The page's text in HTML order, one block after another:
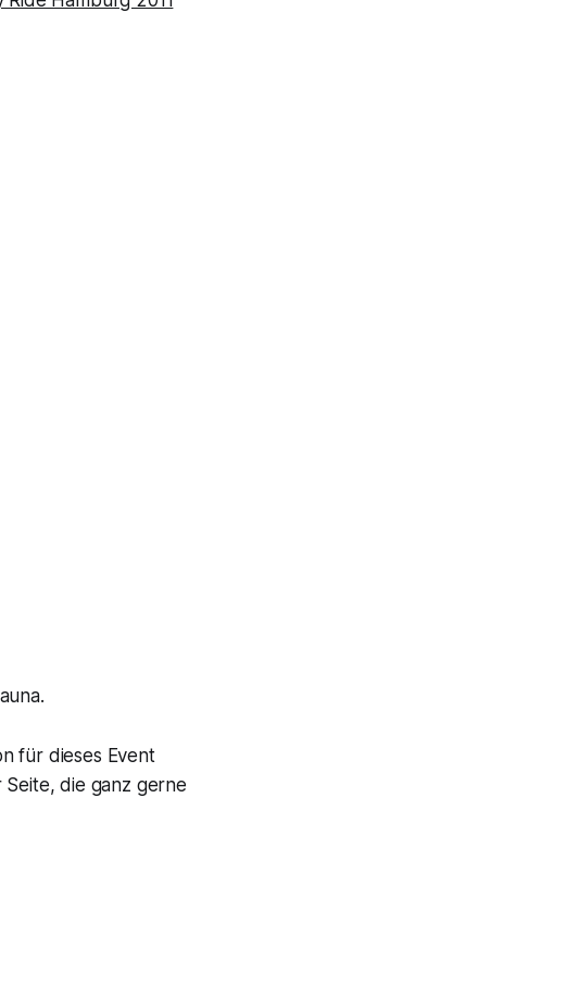
für dieses Event
die ganz gerne